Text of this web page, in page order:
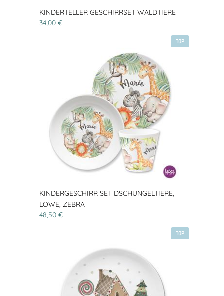
KINDERTELLER GESCHIRRSET WALDTIERE
34,00 €
TOP
KINDERGESCHIRR SET DSCHUNGELTIERE,
LÖWE, ZEBRA
48,50 €
TOP